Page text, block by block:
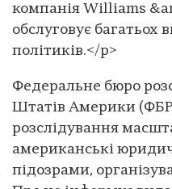
компанія Williams
обслуговує багатьох
політиків.</p>
Федеральне бюро
Штатів Америки
розслідування
американські
підозрами,